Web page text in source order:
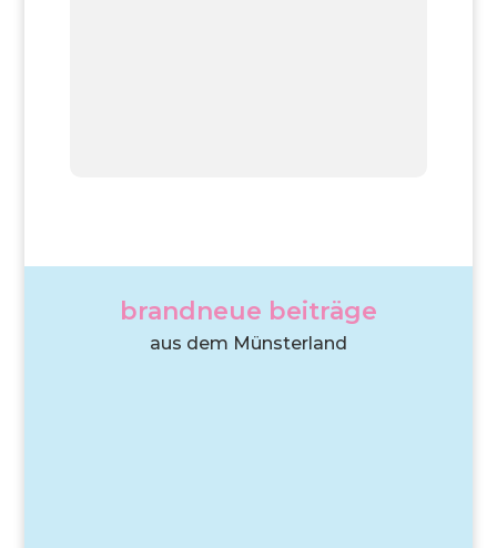
brandneue beiträge
aus dem Münsterland